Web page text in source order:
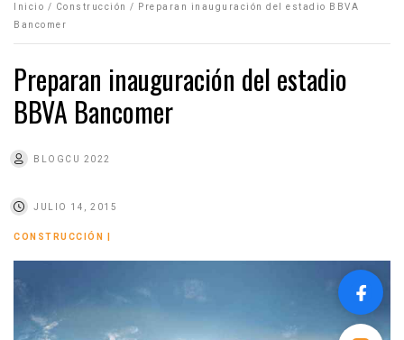
Inicio / Construcción /
Preparan inauguración del estadio BBVA
Bancomer
Preparan inauguración del estadio
BBVA Bancomer
BLOGCU 2022
JULIO 14, 2015
CONSTRUCCIÓN